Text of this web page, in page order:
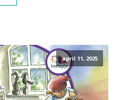
april 11, 2025